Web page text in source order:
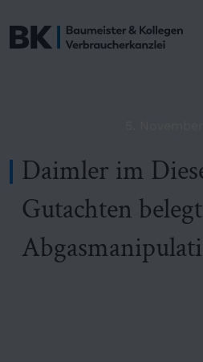
Daimler im
Gutachten